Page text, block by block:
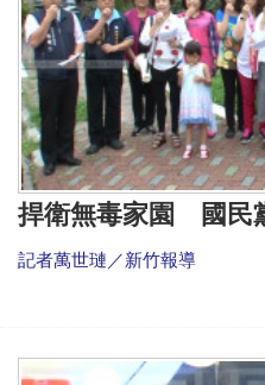
捍衛無毒家園 國民
記者萬世璉／新竹報導